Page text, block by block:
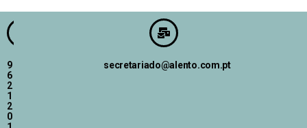
9
6
2
1
2
0
secretariado@alento.com.pt